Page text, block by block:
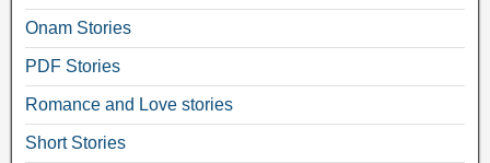
Onam Stories
PDF Stories
Romance and Love stories
Short Stories